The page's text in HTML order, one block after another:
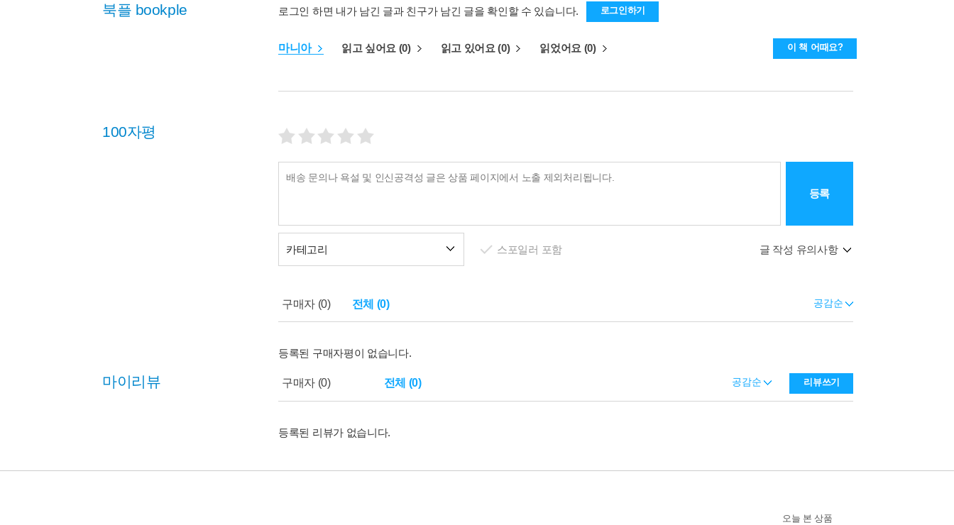
북플 bookple 로그인 하면 내가 남긴 글과 친구가 남긴 글을 확인할 수 있습니다. 로그인하기
마니아 읽고 싶어요 (0) 읽고 있어요 (0) 읽었어요 (0) 이 책 어때요?
100자평
등록
카테고리 스포일러 포함 글 작성 유의사항
구매자 (0) 전체 (0) 공감순
등록된 구매자평이 없습니다.
마이리뷰 구매자 (0) 전체 (0) 리뷰쓰기
공감순
등록된 리뷰가 없습니다.
오늘 본 상품